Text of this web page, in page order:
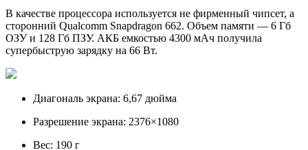
В качестве процессора используется не фирменный чипсет, а
сторонний Qualcomm Snapdragon 662. Объем памяти — 6 Гб
ОЗУ и 128 Гб ПЗУ. АКБ емкостью 4300 мАч получила
супербыструю зарядку на 66 Вт.
Диагональ экрана: 6,67 дюйма
Разрешение экрана: 2376×1080
Вес: 190 г